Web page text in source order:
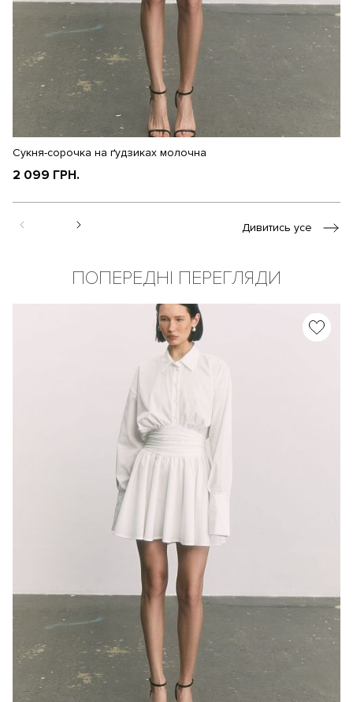
Сукня-сорочка на ґудзиках молочна
2 099 ГРН.
Дивитись усе
ПОПЕРЕДНІ ПЕРЕГЛЯДИ